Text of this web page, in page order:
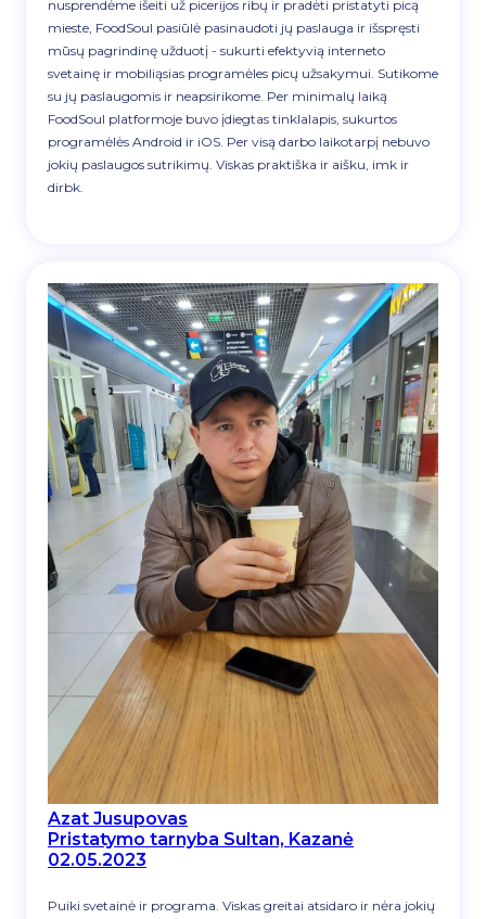
nusprendėme išeiti už picerijos ribų ir pradėti pristatyti picą
mieste, FoodSoul pasiūlė pasinaudoti jų paslauga ir išspręsti
mūsų pagrindinę užduotį - sukurti efektyvią interneto
svetainę ir mobiliąsias programėles picų užsakymui. Sutikome
su jų paslaugomis ir neapsirikome. Per minimalų laiką
FoodSoul platformoje buvo įdiegtas tinklalapis, sukurtos
programėlės Android ir iOS. Per visą darbo laikotarpį nebuvo
jokių paslaugos sutrikimų. Viskas praktiška ir aišku, imk ir
dirbk.
Azat Jusupovas
Pristatymo tarnyba Sultan, Kazanė
02.05.2023
Puiki svetainė ir programa. Viskas greitai atsidaro ir nėra jokių